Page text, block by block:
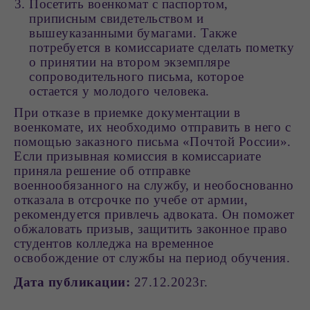
Посетить военкомат с паспортом,
приписным свидетельством и
вышеуказанными бумагами. Также
потребуется в комиссариате сделать пометку
о принятии на втором экземпляре
сопроводительного письма, которое
остается у молодого человека.
При отказе в приемке документации в
военкомате, их необходимо отправить в него с
помощью заказного письма «Почтой России».
Если призывная комиссия в комиссариате
приняла решение об отправке
военнообязанного на службу, и необоснованно
отказала в отсрочке по учебе от армии,
рекомендуется привлечь адвоката. Он поможет
обжаловать призыв, защитить законное право
студентов колледжа на временное
освобождение от службы на период обучения.
Дата публикации: 27.12.2023г.